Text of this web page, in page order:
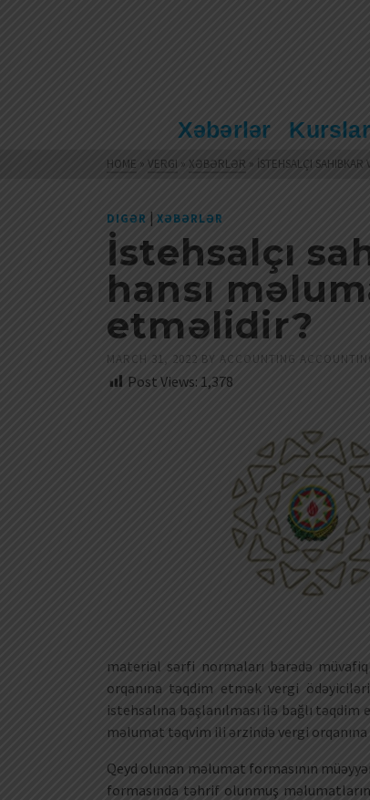
Xəbərlər Kurslar
HOME » VERGI » XƏBƏRLƏR » İSTEHSALÇI
DIGƏR | XƏBƏRLƏR
İstehsalçı
hansı
etməlidir?
MARCH 31, 2022 BY ACCOUNTING
Post Views: 1,378
material sərfi normaları barədə
orqanına təqdim etmək vergi
istehsalına başlanılması ilə bağlı
məlumat təqvim ili ərzində vergi
Qeyd olunan məlumat formasının
formasında təhrif olunmuş